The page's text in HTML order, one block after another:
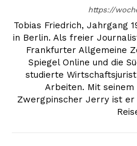
https://
Tobias Friedrich, Jahrgang
in Berlin. Als freier
Frankfurter Allgemeine
Spiegel Online und die
studierte
Arbeiten. Mit
Zwergpinscher Jerry ist